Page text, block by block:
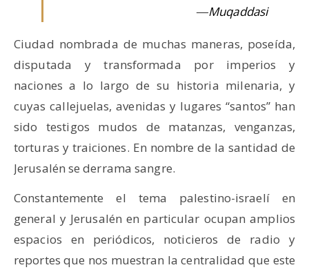
―Muqaddasi
Ciudad nombrada de muchas maneras, poseída,
disputada y transformada por imperios y
naciones a lo largo de su historia milenaria, y
cuyas callejuelas, avenidas y lugares “santos” han
sido testigos mudos de matanzas, venganzas,
torturas y traiciones. En nombre de la santidad de
Jerusalén se derrama sangre.
Constantemente el tema palestino-israelí en
general y Jerusalén en particular ocupan amplios
espacios en periódicos, noticieros de radio y
reportes que nos muestran la centralidad que este